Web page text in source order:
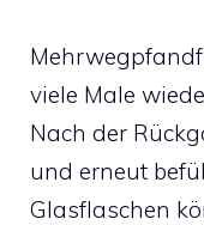
viele Male
Nach der
und erneut
Glasflaschen